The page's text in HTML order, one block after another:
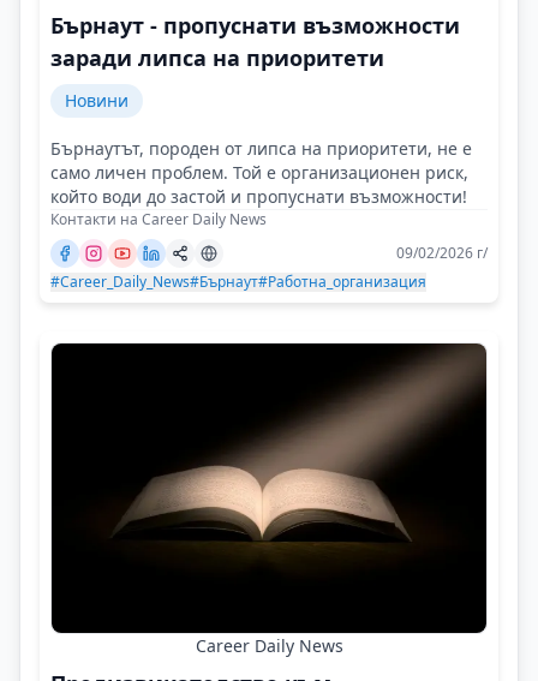
Бърнаут - пропуснати възможности
заради липса на приоритети
Новини
Бърнаутът, породен от липса на приоритети, не е
само личен проблем. Той е организационен риск,
който води до застой и пропуснати възможности!
Контакти на Career Daily News
09/02/2026 г/
#Career_Daily_News#Бърнаут#Работна_организация
Career Daily News